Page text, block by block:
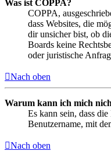
Was ist COPPA?
COPPA,
dass Websites, die
dir unsicher bist, ob
Boards keine
oder juristische
Nach oben
Warum kann ich mich
Es kann sein, dass
Benutzername, mit
Nach oben